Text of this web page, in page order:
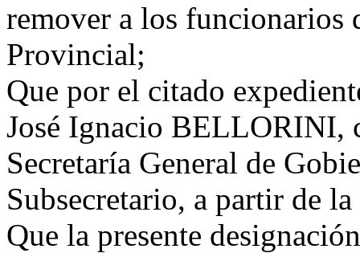
remover a los
Provincial;
Que por el citado
José Ignacio BELLORINI,
Secretaría General de
Subsecretario, a partir de
Que la presente